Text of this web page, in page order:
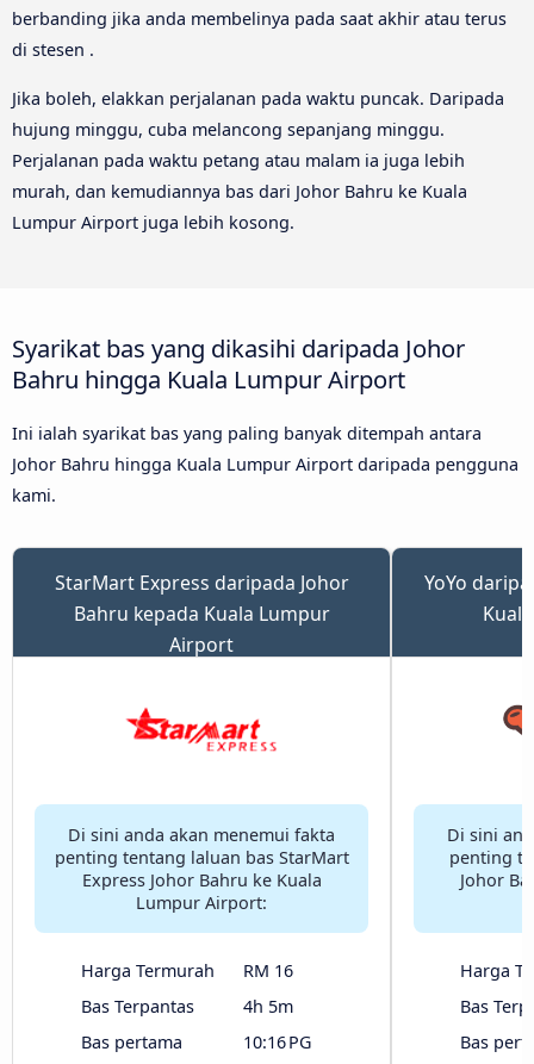
berbanding jika anda membelinya pada saat akhir atau terus
di stesen .
Jika boleh, elakkan perjalanan pada waktu puncak. Daripada
hujung minggu, cuba melancong sepanjang minggu.
Perjalanan pada waktu petang atau malam ia juga lebih
murah, dan kemudiannya bas dari Johor Bahru ke Kuala
Lumpur Airport juga lebih kosong.
Syarikat bas yang dikasihi daripada Johor
Bahru hingga Kuala Lumpur Airport
Ini ialah syarikat bas yang paling banyak ditempah antara
Johor Bahru hingga Kuala Lumpur Airport daripada pengguna
kami.
StarMart Express daripada Johor
Bahru kepada Kuala Lumpur
Airport
Di sini anda akan menemui fakta
penting tentang laluan bas StarMart
Express Johor Bahru ke Kuala
Lumpur Airport:
Harga Termurah
RM 16
Bas Terpantas
4h 5m
Bas pertama
10:16 PG
YoYo
Di sini
penting
Johor
Harga
Bas
Bas